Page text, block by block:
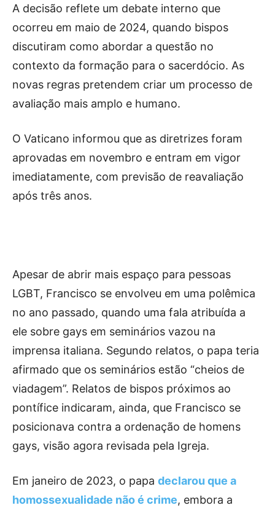
A decisão reflete um debate interno que
ocorreu em maio de 2024, quando bispos
discutiram como abordar a questão no
contexto da formação para o sacerdócio. As
novas regras pretendem criar um processo de
avaliação mais amplo e humano.
O Vaticano informou que as diretrizes foram
aprovadas em novembro e entram em vigor
imediatamente, com previsão de reavaliação
após três anos.
Apesar de abrir mais espaço para pessoas
LGBT, Francisco se envolveu em uma polêmica
no ano passado, quando uma fala atribuída a
ele sobre gays em seminários vazou na
imprensa italiana. Segundo relatos, o papa teria
afirmado que os seminários estão “cheios de
viadagem”. Relatos de bispos próximos ao
pontífice indicaram, ainda, que Francisco se
posicionava contra a ordenação de homens
gays, visão agora revisada pela Igreja.
Em janeiro de 2023, o papa declarou que a
homossexualidade não é crime, embora a